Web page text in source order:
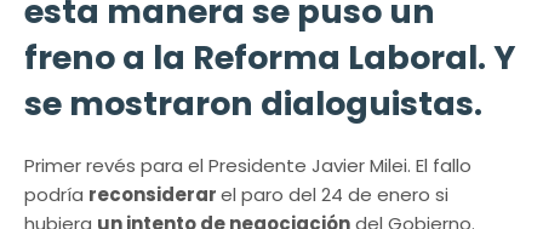
esta manera se puso un
freno a la Reforma Laboral. Y
se mostraron dialoguistas.
Primer revés para el Presidente Javier Milei. El fallo
podría reconsiderarel paro del 24 de enero si
hubiera un intento de negociacióndel Gobierno.